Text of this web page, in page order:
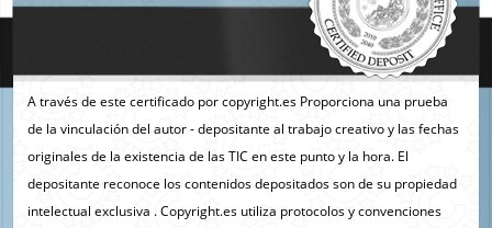
A través de este certificado por copyright.es Proporciona una prueba
de la vinculación del autor - depositante al trabajo creativo y las fechas
originales de la existencia de las TIC en este punto y la hora. El
depositante reconoce los contenidos depositados son de su propiedad
intelectual exclusiva . Copyright.es utiliza protocolos y convenciones